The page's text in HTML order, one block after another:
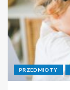
PRZEDMIOTY